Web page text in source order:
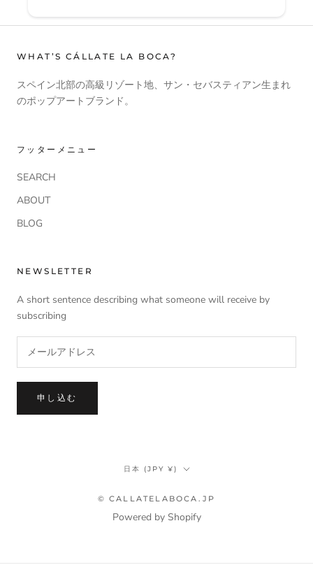
WHAT’S CÁLLATE LA BOCA?
スペイン北部の高級リゾート地、サン・セバスティアン生まれ
のポップアートブランド。
フッターメニュー
SEARCH
ABOUT
BLOG
NEWSLETTER
A short sentence describing what someone will receive by
subscribing
申し込む
国/
域
日本 (JPY ¥)
© CALLATELABOCA.JP
Powered by Shopify